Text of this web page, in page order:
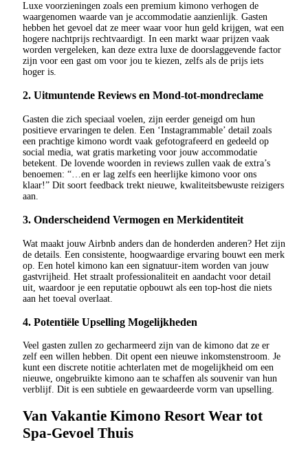
Luxe voorzieningen zoals een premium kimono verhogen de
waargenomen waarde van je accommodatie aanzienlijk. Gasten
hebben het gevoel dat ze meer waar voor hun geld krijgen, wat een
hogere nachtprijs rechtvaardigt. In een markt waar prijzen vaak
worden vergeleken, kan deze extra luxe de doorslaggevende factor
zijn voor een gast om voor jou te kiezen, zelfs als de prijs iets
hoger is.
2. Uitmuntende Reviews en Mond-tot-mondreclame
Gasten die zich speciaal voelen, zijn eerder geneigd om hun
positieve ervaringen te delen. Een ‘Instagrammable’ detail zoals
een prachtige kimono wordt vaak gefotografeerd en gedeeld op
social media, wat gratis marketing voor jouw accommodatie
betekent. De lovende woorden in reviews zullen vaak de extra’s
benoemen: “…en er lag zelfs een heerlijke kimono voor ons
klaar!” Dit soort feedback trekt nieuwe, kwaliteitsbewuste reizigers
aan.
3. Onderscheidend Vermogen en Merkidentiteit
Wat maakt jouw Airbnb anders dan de honderden anderen? Het zijn
de details. Een consistente, hoogwaardige ervaring bouwt een merk
op. Een hotel kimono kan een signatuur-item worden van jouw
gastvrijheid. Het straalt professionaliteit en aandacht voor detail
uit, waardoor je een reputatie opbouwt als een top-host die niets
aan het toeval overlaat.
4. Potentiële Upselling Mogelijkheden
Veel gasten zullen zo gecharmeerd zijn van de kimono dat ze er
zelf een willen hebben. Dit opent een nieuwe inkomstenstroom. Je
kunt een discrete notitie achterlaten met de mogelijkheid om een
nieuwe, ongebruikte kimono aan te schaffen als souvenir van hun
verblijf. Dit is een subtiele en gewaardeerde vorm van upselling.
Van Vakantie Kimono Resort Wear tot
Spa-Gevoel Thuis